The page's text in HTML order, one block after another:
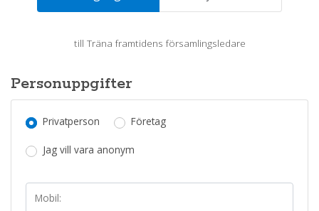
till Träna framtidens församlingsledare
Personuppgifter
Privatperson Företag
Jag vill vara anonym
Mobil: